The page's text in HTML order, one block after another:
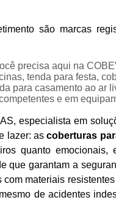
são marcas
precisa aqui na
tenda para festa,
para casamento ao ar
e em
especialista em
lazer: ascoberturas
quanto
que garantam a
com materiais
de acidentes